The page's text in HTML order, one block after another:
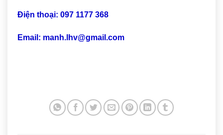
Điện thoại: 097 1177 368
Email: manh.lhv@gmail.com